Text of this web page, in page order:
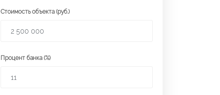
Стоимость объекта (руб.)
Процент банка (%)